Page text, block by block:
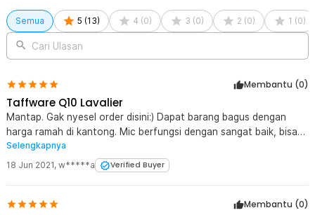
Semua 5 (13) 4 (0) 3 (0) 2 (0) 1 (0)
Cari Ulasan
Membantu (0)
Taffware Q10 Lavalier
Mantap. Gak nyesel order disini:) Dapat barang bagus dengan
harga ramah di kantong. Mic berfungsi dengan sangat baik, bisa
dipake rekaman voice over juga.
Selengkapnya
18 Jun 2021, w*****a Verified Buyer
Membantu (0)